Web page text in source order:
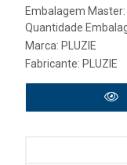
Embalagem Master:
Quantidade
Marca: PLUZIE
Fabricante: PLUZIE